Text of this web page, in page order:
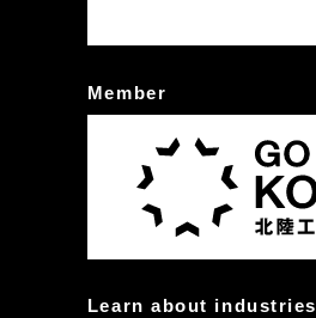
Member
Learn about industries